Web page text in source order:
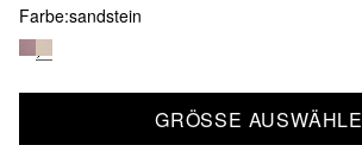
Farbe:sandstein
GRÖSSE AUSWÄHLEN